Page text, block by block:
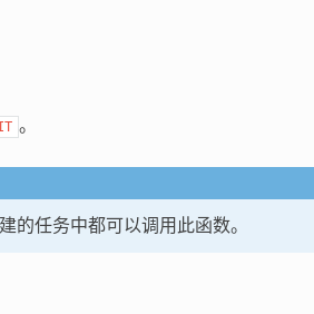
。
的任务中都可以调用此函数。